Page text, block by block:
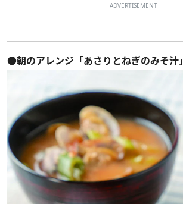
ADVERTISEMENT
●朝のアレンジ「あさりとねぎのみそ汁」